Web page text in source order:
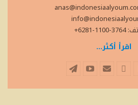
6281+
اقرأ أكثر...